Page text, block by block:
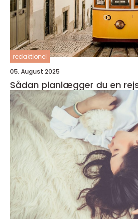
redaktionel
05. August 2025
Sådan planlægger du en